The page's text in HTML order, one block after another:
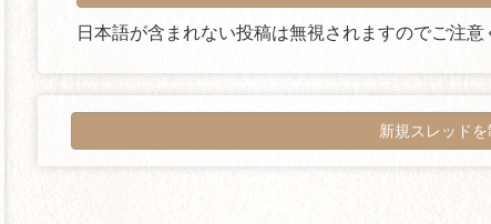
日本語が含まれない投稿は無視されますのでご注
新規スレッド